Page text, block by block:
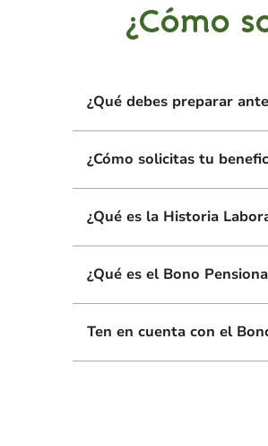
¿Cómo
¿Qué debes preparar
¿Cómo solicitas tu
¿Qué es la Historia
¿Qué es el Bono
Ten en cuenta con el